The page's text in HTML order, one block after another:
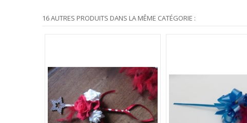
16 AUTRES PRODUITS DANS LA MÊME CATÉGORIE :